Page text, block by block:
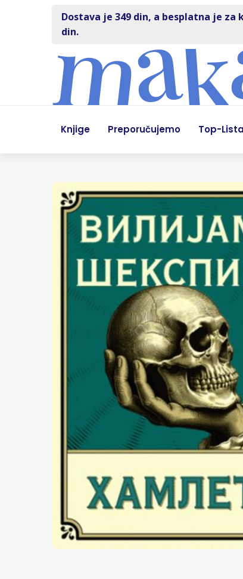
Dostava je 349 din, a besplatna je za
din.
Knjige Preporučujemo Top-Lista